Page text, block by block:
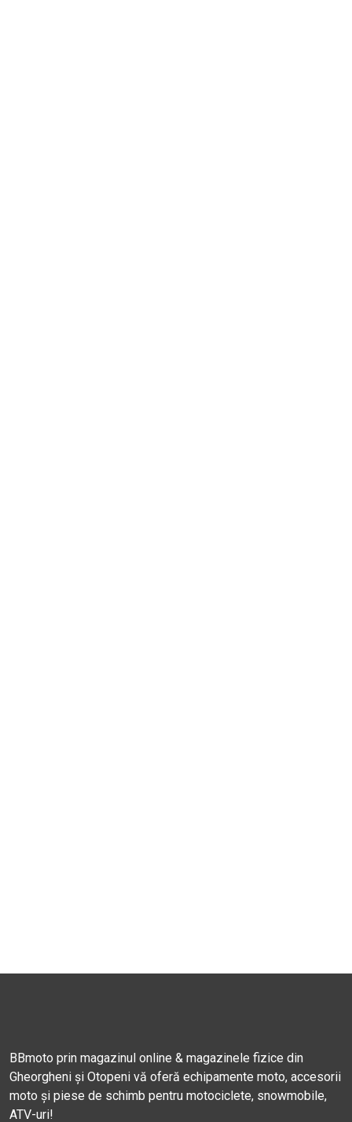
BBmoto prin magazinul online & magazinele fizice din
Gheorgheni și Otopeni vă oferă echipamente moto, accesorii
moto și piese de schimb pentru motociclete, snowmobile,
ATV-uri!